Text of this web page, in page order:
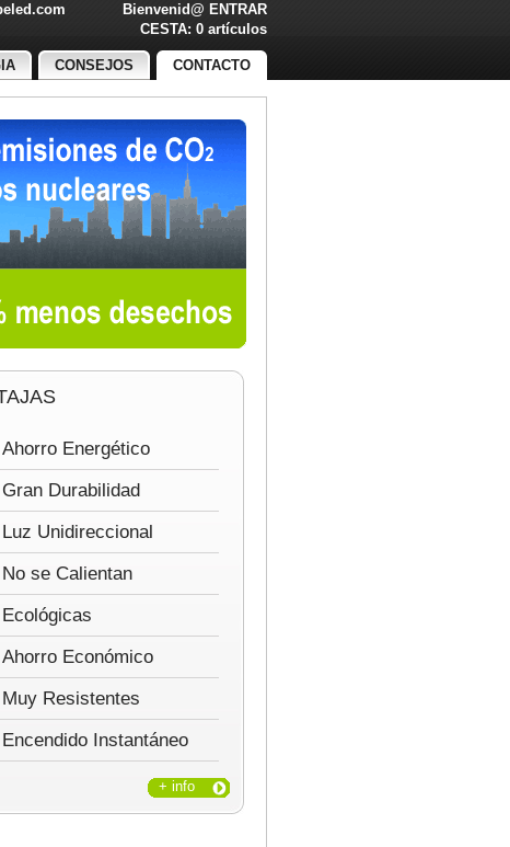
Bienvenid@ ENTRAR
CESTA: 0 artículos
CONSEJOS CONTACTO
Ahorro Energético
Gran Durabilidad
Luz Unidireccional
No se Calientan
Ecológicas
Ahorro Económico
Muy Resistentes
Encendido Instantáneo
+ info